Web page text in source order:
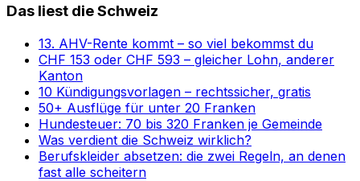
Das liest die Schweiz
13. AHV-Rente kommt – so viel bekommst du
CHF 153 oder CHF 593 – gleicher Lohn, anderer
Kanton
10 Kündigungsvorlagen – rechtssicher, gratis
50+ Ausflüge für unter 20 Franken
Hundesteuer: 70 bis 320 Franken je Gemeinde
Was verdient die Schweiz wirklich?
Berufskleider absetzen: die zwei Regeln, an denen
fast alle scheitern